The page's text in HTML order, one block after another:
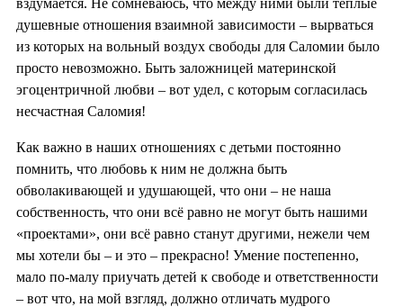
душевные отношения взаимной зависимости – вырваться
из которых на вольный воздух свободы для Саломии было
просто невозможно. Быть заложницей материнской
эгоцентричной любви – вот удел, с которым согласилась
несчастная Саломия!
Как важно в наших отношениях с детьми постоянно
помнить, что любовь к ним не должна быть
обволакивающей и удушающей, что они – не наша
собственность, что они всё равно не могут быть нашими
«проектами», они всё равно станут другими, нежели чем
мы хотели бы – и это – прекрасно! Умение постепенно,
мало по-малу приучать детей к свободе и ответственности
– вот что, на мой взгляд, должно отличать мудрого